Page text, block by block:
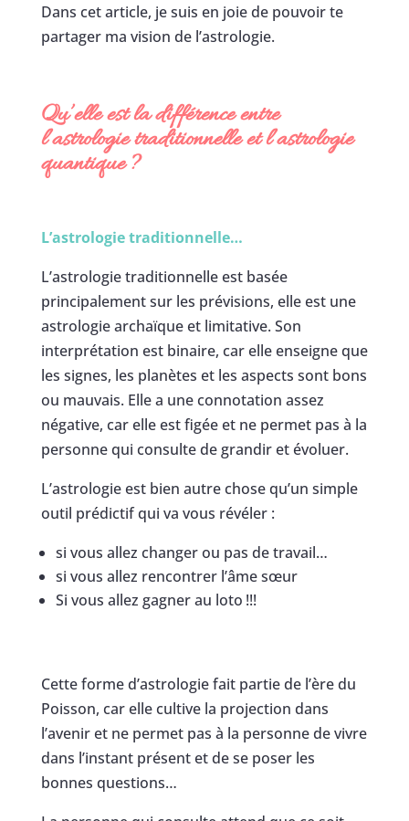
Dans cet article, je suis en joie de pouvoir te
partager ma vision de l’astrologie.
Qu’elle est la différence entre
l’astrologie traditionnelle et l’astrologie
quantique ?
L’astrologie traditionnelle…
L’astrologie traditionnelle est basée
principalement sur les prévisions, elle est une
astrologie archaïque et limitative. Son
interprétation est binaire, car elle enseigne que
les signes, les planètes et les aspects sont bons
ou mauvais. Elle a une connotation assez
négative, car elle est figée et ne permet pas à la
personne qui consulte de grandir et évoluer.
L’astrologie est bien autre chose qu’un simple
outil prédictif qui va vous révéler :
si vous allez changer ou pas de travail…
si vous allez rencontrer l’âme sœur
Si vous allez gagner au loto !!!
Cette forme d’astrologie fait partie de l’ère du
Poisson, car elle cultive la projection dans
l’avenir et ne permet pas à la personne de vivre
dans l’instant présent et de se poser les
bonnes questions…